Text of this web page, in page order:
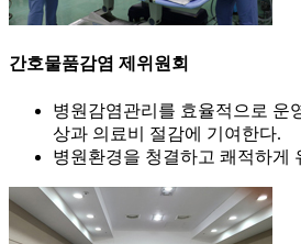
간호물품감염 제위원회
병원감염관리를 효율적으로 운
상과 의료비 절감에 기여한다.
병원환경을 청결하고 쾌적하게